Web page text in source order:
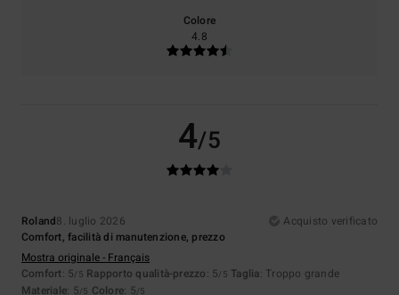
Colore
4.8
4/5
Roland8. luglio 2026
Acquisto verificato
Comfort, facilità di manutenzione, prezzo
Mostra originale - Français
Comfort: 5/5 Rapporto qualità-prezzo: 5/5 Taglia: Troppo grande
Materiale: 5/5 Colore: 5/5